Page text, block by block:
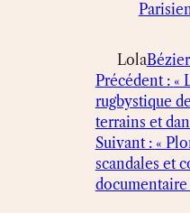
Lola
Précédent : «
rugbystique
terrains et
Suivant : «
scandales et
documentaire